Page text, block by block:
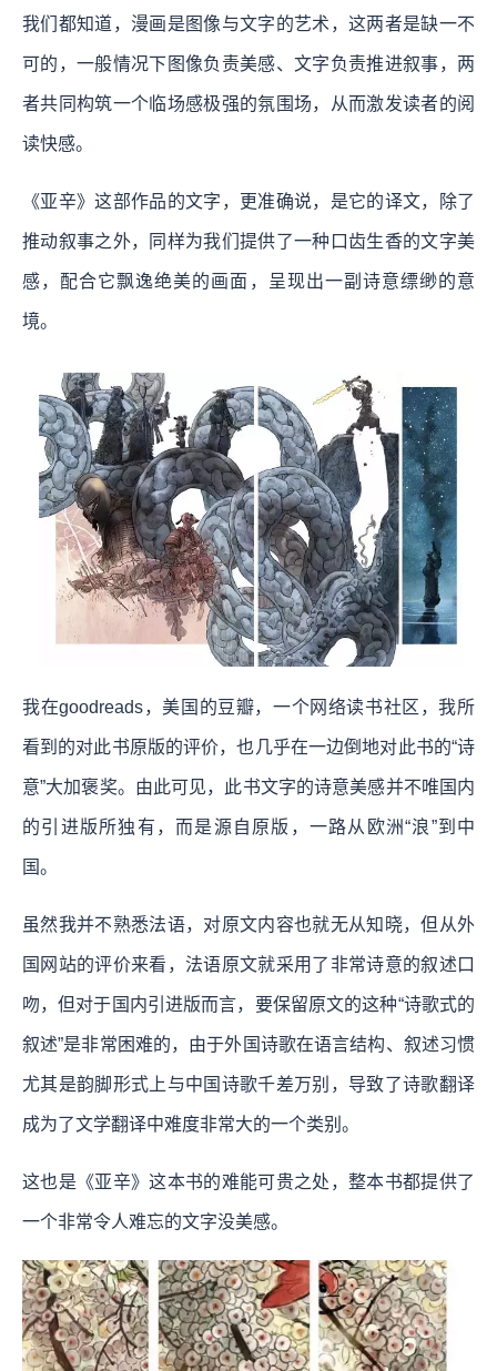
我们都知道，漫画是图像与文字的艺术，这两者是缺一不
可的，一般情况下图像负责美感、文字负责推进叙事，两
者共同构筑一个临场感极强的氛围场，从而激发读者的阅
读快感。
《亚辛》这部作品的文字，更准确说，是它的译文，除了
推动叙事之外，同样为我们提供了一种口齿生香的文字美
感，配合它飘逸绝美的画面，呈现出一副诗意缥缈的意
境。
我在goodreads，美国的豆瓣，一个网络读书社区，我所
看到的对此书原版的评价，也几乎在一边倒地对此书的“诗
意”大加褒奖。由此可见，此书文字的诗意美感并不唯国内
的引进版所独有，而是源自原版，一路从欧洲“浪”到中
国。
虽然我并不熟悉法语，对原文内容也就无从知晓，但从外
国网站的评价来看，法语原文就采用了非常诗意的叙述口
吻，但对于国内引进版而言，要保留原文的这种“诗歌式的
叙述”是非常困难的，由于外国诗歌在语言结构、叙述习惯
尤其是韵脚形式上与中国诗歌千差万别，导致了诗歌翻译
成为了文学翻译中难度非常大的一个类别。
这也是《亚辛》这本书的难能可贵之处，整本书都提供了
一个非常令人难忘的文字没美感。